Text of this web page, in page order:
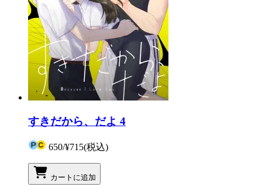
すきだから、だよ 4
650/¥715(税込)
カートに追加